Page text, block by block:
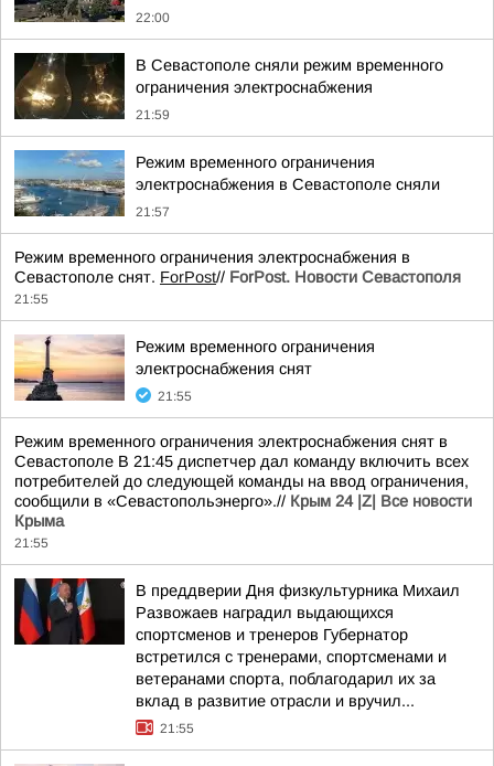
22:00
В Севастополе сняли режим временного
ограничения электроснабжения
21:59
Режим временного ограничения
электроснабжения в Севастополе сняли
21:57
Режим временного ограничения электроснабжения в
Севастополе снят. ForPost// ForPost. Новости Севастополя
21:55
Режим временного ограничения
электроснабжения снят
21:55
Режим временного ограничения электроснабжения снят в
Севастополе В 21:45 диспетчер дал команду включить всех
потребителей до следующей команды на ввод ограничения,
сообщили в «Севастопольэнерго».// Крым 24 |Z| Все новости
Крыма
21:55
В преддверии Дня физкультурника Михаил
Развожаев наградил выдающихся
спортсменов и тренеров Губернатор
встретился с тренерами, спортсменами и
ветеранами спорта, поблагодарил их за
вклад в развитие отрасли и вручил...
21:55